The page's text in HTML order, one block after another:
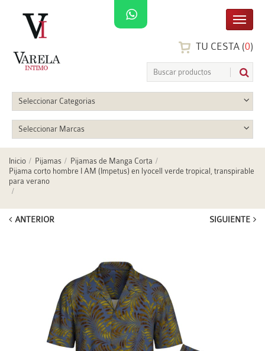
TU CESTA (0)
Seleccionar Categorias
Seleccionar Marcas
Inicio Pijamas
Pijamas de Manga Corta
Pijama corto hombre I AM (Impetus) en lyocell verde tropical, transpirable
para verano
ANTERIOR SIGUIENTE